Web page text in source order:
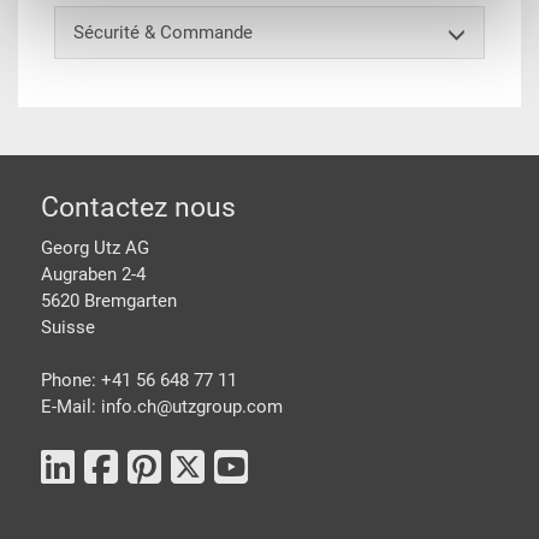
Sécurité & Commande
pied de page
Contactez nous
Georg Utz AG
Augraben 2-4
5620 Bremgarten
Suisse
Phone: +41 56 648 77 11
E-Mail: info.ch@utzgroup.com